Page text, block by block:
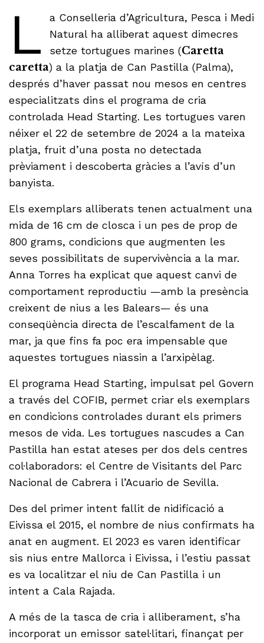
L
a Conselleria d’Agricultura, Pesca i Medi
Natural ha alliberat aquest dimecres
setze tortugues marines (Caretta
caretta) a la platja de Can Pastilla (Palma),
després d’haver passat nou mesos en centres
especialitzats dins el programa de cria
controlada Head Starting. Les tortugues varen
néixer el 22 de setembre de 2024 a la mateixa
platja, fruit d’una posta no detectada
prèviament i descoberta gràcies a l’avís d’un
banyista.
Els exemplars alliberats tenen actualment una
mida de 16 cm de closca i un pes de prop de
800 grams, condicions que augmenten les
seves possibilitats de supervivència a la mar.
Anna Torres ha explicat que aquest canvi de
comportament reproductiu —amb la presència
creixent de nius a les Balears— és una
conseqüència directa de l’escalfament de la
mar, ja que fins fa poc era impensable que
aquestes tortugues niassin a l’arxipèlag.
El programa Head Starting, impulsat pel Govern
a través del COFIB, permet criar els exemplars
en condicions controlades durant els primers
mesos de vida. Les tortugues nascudes a Can
Pastilla han estat ateses per dos dels centres
col·laboradors: el Centre de Visitants del Parc
Nacional de Cabrera i l’Acuario de Sevilla.
Des del primer intent fallit de nidificació a
Eivissa el 2015, el nombre de nius confirmats ha
anat en augment. El 2023 es varen identificar
sis nius entre Mallorca i Eivissa, i l’estiu passat
es va localitzar el niu de Can Pastilla i un
intent a Cala Rajada.
A més de la tasca de cria i alliberament, s’ha
incorporat un emissor satel·litari, finançat per